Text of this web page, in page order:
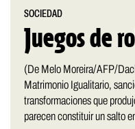
SOCIEDAD
Juegos de
(De Melo Moreira/AFP/
Matrimonio Igualitario,
transformaciones que
parecen constituir un salto